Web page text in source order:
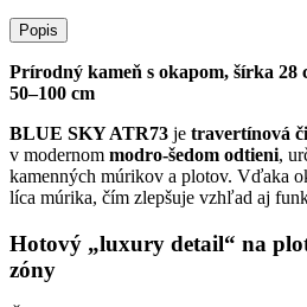
Popis
Prírodný kameň s okapom, šírka 28
50–100 cm
BLUE SKY ATR73 je travertínová
v modernom modro-šedom odtieni,
kamenných múrikov a plotov. Vďaka
líca múrika, čím zlepšuje vzhľad aj
Hotový „luxury detail“ na
zóny